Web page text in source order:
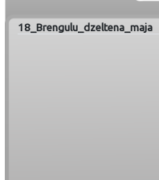
18_Brengulu_dzeltena_maja